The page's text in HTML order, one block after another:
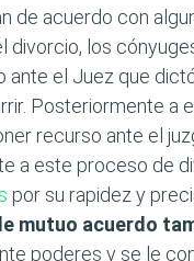
de acuerdo con
divorcio, los
ante el Juez que
Posteriormente a
recurso ante el
a este proceso de
por su rapidez y
mutuo acuerdo
poderes y se le